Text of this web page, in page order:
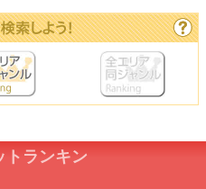
トランキン